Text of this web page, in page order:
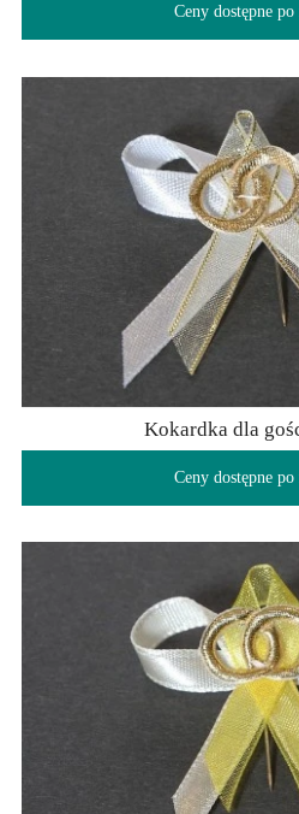
Ceny dostępne
Kokardka dla
Ceny dostępne